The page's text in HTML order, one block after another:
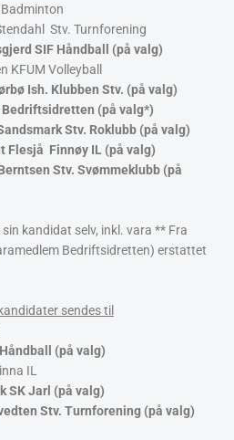
Stv. Turnforening
SIF Håndball (på valg)
KFUM Volleyball
Ish. Klubben Stv. (på valg)
(på valg*)
Stv. Roklubb (på valg)
Flesjå Finnøy IL (på valg)
Stv. Svømmeklubb (på
kandidat selv, inkl. vara ** Fra
Bedriftsidretten) erstattet
sendes til
(på valg)
IL
SK Jarl (på valg)
Stv. Turnforening (på valg)